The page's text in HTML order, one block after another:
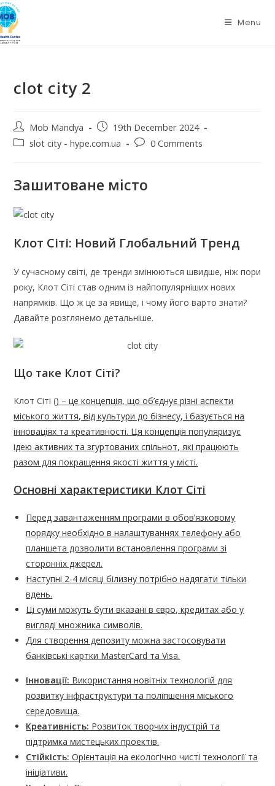
Skip
to
content
Menu
clot city 2
Post
author:
Mob Mandya
Post
published:
19th December 2024
Postslot city - hype.com.ua
Post0 Comments
Зашитоване місто
Клот Сіті: Новий Глобальний Тренд
У сучасному світі, де тренди змінюються швидше, ніж пори
року, Клот Сіті став одним із найпопулярніших нових
напрямків. Що ж це за явище, і чому його варто знати?
Давайте розглянемо детальніше.
Що таке Клот Сіті?
Клот Сіті () – це концепція, що об’єднує різні аспекти
міського життя, від культури до бізнесу, і базується на
інноваціях та креативності. Ця концепція популяризує
ідею активних та згуртованих спільнот, які працюють
разом для покращення якості життя у місті.
Основні характеристики Клот Сіті
Перед завантаженням програми в обов’язковому
порядку необхідно в налаштуваннях телефону або
планшета дозволити встановлення програми зі
сторонніх джерел.
Наступні 2-4 місяці білизну потрібно надягати тільки
вдень.
Ці суми можуть бути вказані в євро, кредитах або у
вигляді множника символів.
Для створення депозиту можна застосовувати
банківські картки MasterCard та Visa.
Інновації: Використання новітніх технологій для
розвитку інфраструктури та поліпшення міського
середовища.
Креативність: Розвиток творчих індустрій та
підтримка мистецьких проектів.
Стійкість: Орієнтація на екологічно чисті технології та
ініціативи.